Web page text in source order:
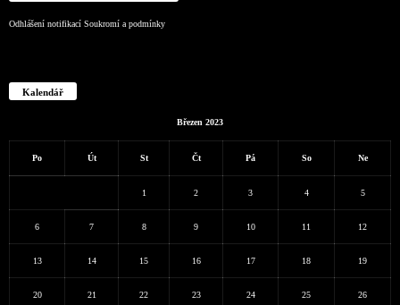
Odhlášení notifikací Soukromí a podmínky
Kalendář
Březen 2023
Po Út St Čt Pá So Ne
1 2 3 4 5
6 7 8 9 10 11 12
13 14 15 16 17 18 19
20 21 22 23 24 25 26